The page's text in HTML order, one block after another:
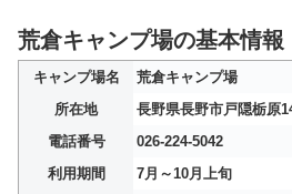
荒倉キャンプ場の基本情報
キャンプ場名
荒倉キャンプ場
所在地
長野県長野市戸隠栃原
電話番号
026-224-5042
利用期間
7月～10月上旬